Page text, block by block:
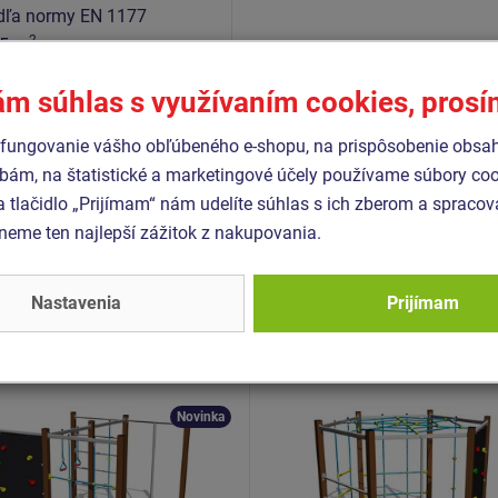
normy EN 1177
m2
EN 1176-1+A1
Podobnýtovar
Novinka
súhlas s využívaním cookies,
vášho obľúbeného e-shopu, na prispôsobenie
na štatistické a marketingové účely používame súbory
tlačidlo „Prijímam“ nám udelíte súhlas s ich zberom a
ten najlepší zážitok z nakupovania.
Nastavenia Prijímam